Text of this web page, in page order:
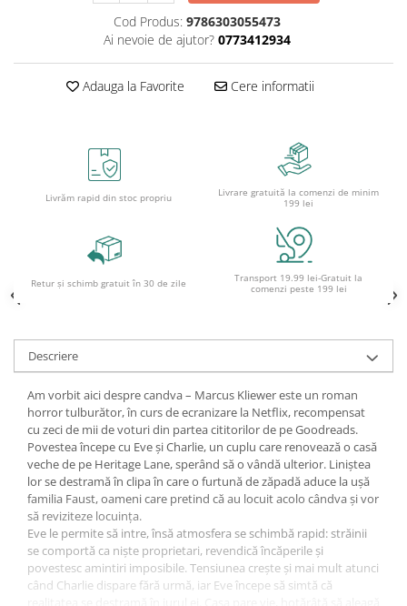
Blocuri de desen școlare
Hârtie pentru lucru manual
Rigle și Echere
Truse geometrie
Socotitori și bețisoare pentru
numărat
Ghiozdane școlare
Penare
Penare echipate
Penare neechipate
Penare tip etui
Acuarele și pensule școlare
Acuarele școlare și Tempera
Pensule școlare
Pahare și palete pictură
Cărți
Cărți pentru copii
Cărți de colorat
Cod Produs: 9786303055473
Ai nevoie de ajutor? 0773412934
Adauga la Favorite Cere informatii
Livrăm rapid din stoc propriu
Livrare gratuită la comenzi de minim
199 lei
Retur și schimb gratuit în 30 de zile
Transport 19.99 lei-Gratuit la
comenzi peste 199 lei
Descriere
Am vorbit aici despre candva – Marcus Kliewer este un roman
horror tulburător, în curs de ecranizare la Netflix, recompensat
cu zeci de mii de voturi din partea cititorilor de pe Goodreads.
Povestea începe cu Eve și Charlie, un cuplu care renovează o casă
veche de pe Heritage Lane, sperând să o vândă ulterior. Liniștea
lor se destramă în clipa în care o furtună de zăpadă aduce la ușă
familia Faust, oameni care pretind că au locuit acolo cândva și vor
să reviziteze locuința.
Eve le permite să intre, însă atmosfera se schimbă rapid: străinii
se comportă ca niște proprietari, revendică încăperile și
povestesc amintiri imposibile. Tensiunea crește și mai mult atunci
când Charlie dispare fără urmă, iar Eve începe să simtă că